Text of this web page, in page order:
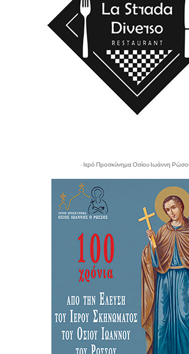
- Ιερό Προσκύνημα Οσίου Ιωάννη